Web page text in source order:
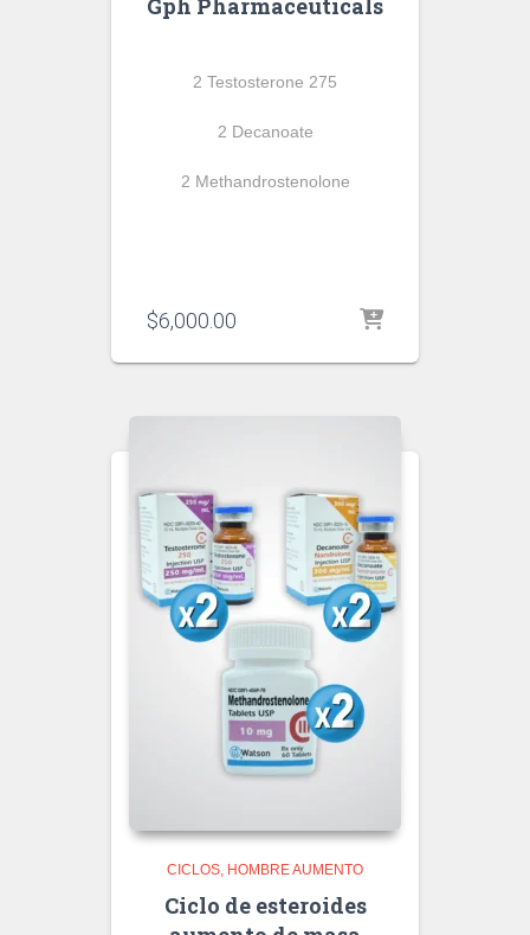
Gph Pharmaceuticals
2 Testosterone 275
2 Decanoate
2 Methandrostenolone
$6,000.00
CICLOS HOMBRE AUMENTO
Ciclo de esteroides